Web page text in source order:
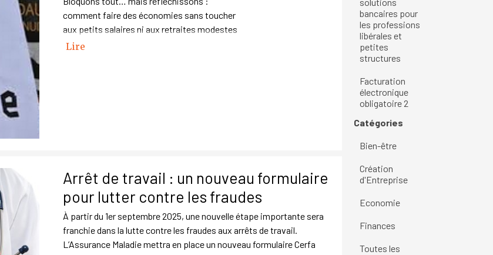
comment faire des économies sans toucher
aux petits salaires ni aux retraites modestes
Lire
Arrêt de travail : un nouveau formulaire
pour lutter contre les fraudes
À partir du 1er septembre 2025, une nouvelle étape importante sera
franchie dans la lutte contre les fraudes aux arrêts de travail.
L’Assurance Maladie mettra en place un nouveau formulaire Cerfa
bancaires pour
les professions
libérales et
petites
structures
Facturation
électronique
obligatoire 2
Sauter le bloc Catégories
Catégories
Bien-être
Création
d'Entreprise
Economie
Finances
Toutes les